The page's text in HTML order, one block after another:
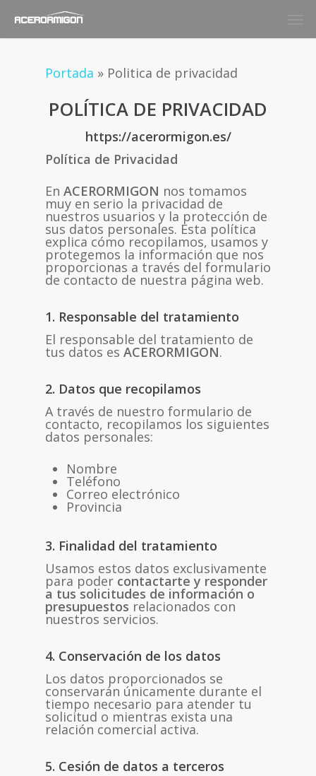
content
Portada » Politica de privacidad
POLÍTICA DE PRIVACIDAD
https://acerormigon.es/
Política de Privacidad
En ACERORMIGON nos tomamos
muy en serio la privacidad de
nuestros usuarios y la protección de
sus datos personales. Esta política
explica cómo recopilamos, usamos y
protegemos la información que nos
proporcionas a través del formulario
de contacto de nuestra página web.
1. Responsable del tratamiento
El responsable del tratamiento de
tus datos es ACERORMIGON.
2. Datos que recopilamos
A través de nuestro formulario de
contacto, recopilamos los siguientes
datos personales:
Nombre
Teléfono
Correo electrónico
Provincia
3. Finalidad del tratamiento
Usamos estos datos exclusivamente
para poder contactarte y responder
a tus solicitudes de información o
presupuestos relacionados con
nuestros servicios.
4. Conservación de los datos
Los datos proporcionados se
conservarán únicamente durante el
tiempo necesario para atender tu
solicitud o mientras exista una
relación comercial activa.
5. Cesión de datos a terceros